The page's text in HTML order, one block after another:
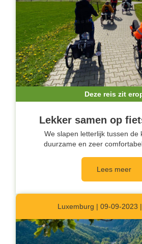
Deze reis zit
Lekker samen op
We slapen letterlijk tussen de
duurzame en zeer
Lees meer
Luxemburg | 09-09-2023